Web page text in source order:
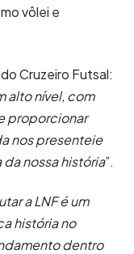
vôlei e
Cruzeiro Futsal:
alto nível, com
proporcionar
nos presenteie
nossa história”.
a LNF é um
história no
dentro